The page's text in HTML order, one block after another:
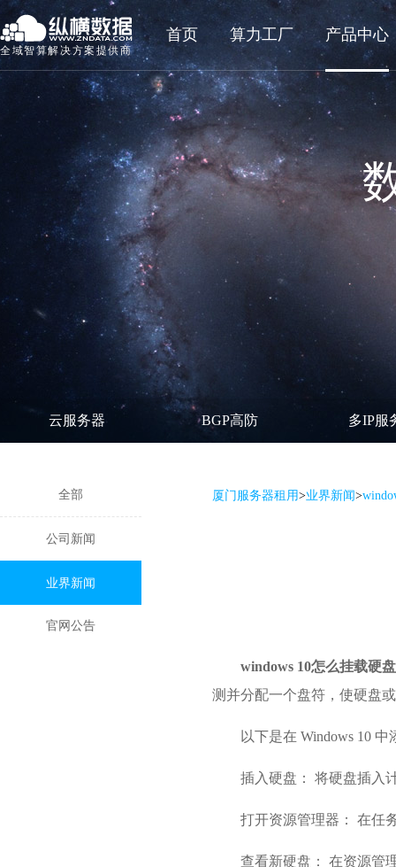
全域智算解决方案提供商
首页 算力工厂 产品中心
云服务器 BGP高防 多IP服
全部
公司新闻
业界新闻
官网公告
厦门服务器租用>业界新闻>
windows 10怎么挂载硬
测并分配一个盘符，使硬盘
以下是在 Windows 10
插入硬盘： 将硬盘插入
打开资源管理器： 在任
查看新硬盘： 在资源管